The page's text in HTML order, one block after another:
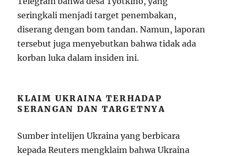
seringkali menjadi target penembakan,
diserang dengan bom tandan. Namun, laporan
tersebut juga menyebutkan bahwa tidak ada
korban luka dalam insiden ini.
KLAIM UKRAINA TERHADAP
SERANGAN DAN TARGETNYA
Sumber intelijen Ukraina yang berbicara
kepada Reuters mengklaim bahwa Ukraina